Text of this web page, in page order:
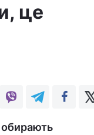
це
обирають